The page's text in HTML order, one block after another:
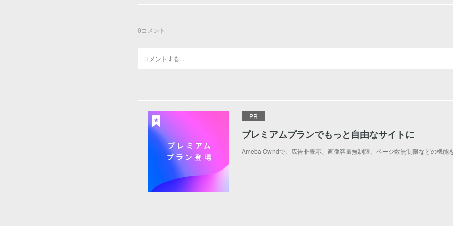
0コメント
PR
プレミアムプランでもっと自由なサイトに
Ameba Owndで、広告非表示、画像容量無制限、ページ数無制限などの機能